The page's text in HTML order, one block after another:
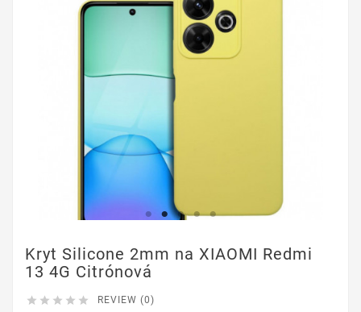
Kryt Silicone 2mm na XIAOMI Redmi
13 4G Citrónová
     REVIEW (0)